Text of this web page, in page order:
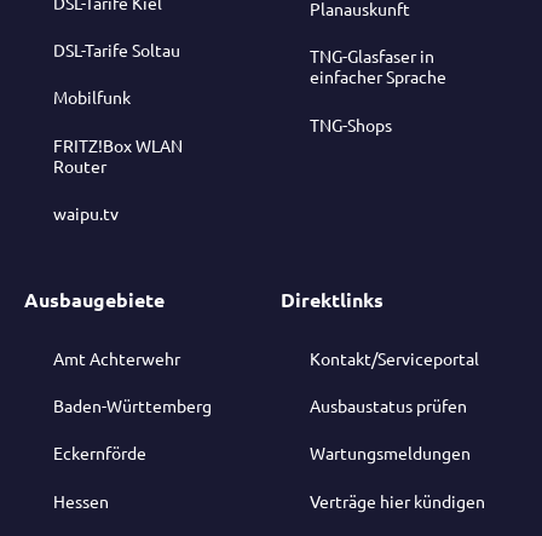
DSL-Tarife Soltau
Mobilfunk
FRITZ!Box WLAN
Router
waipu.tv
Planauskunft
TNG-Glasfaser in
einfacher Sprache
TNG-Shops
Ausbaugebiete
Amt Achterwehr
Baden-Württemberg
Eckernförde
Hessen
Direktlinks
Kontakt/Serviceportal
Ausbaustatus prüfen
Wartungsmeldungen
Verträge hier kündigen